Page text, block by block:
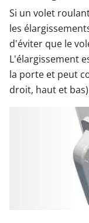
Si un volet
les
d'éviter que le
L'élargissement
la porte et peut
droit, haut et